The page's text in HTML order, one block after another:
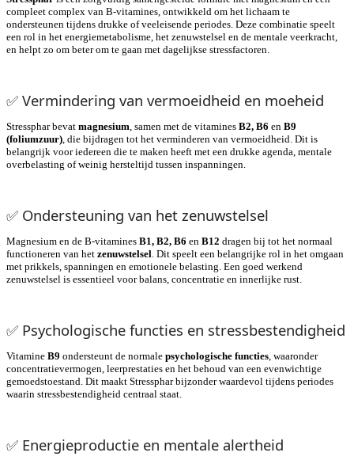
compleet complex van B-vitamines, ontwikkeld om het lichaam te
ondersteunen tijdens drukke of veeleisende periodes. Deze combinatie speelt
een rol in het energiemetabolisme, het zenuwstelsel en de mentale veerkracht,
en helpt zo om beter om te gaan met dagelijkse stressfactoren.
✅ Vermindering van vermoeidheid en moeheid
Stressphar bevat magnesium, samen met de vitamines B2, B6 en B9
(foliumzuur), die bijdragen tot het verminderen van vermoeidheid. Dit is
belangrijk voor iedereen die te maken heeft met een drukke agenda, mentale
overbelasting of weinig hersteltijd tussen inspanningen.
✅ Ondersteuning van het zenuwstelsel
Magnesium en de B-vitamines B1, B2, B6 en B12 dragen bij tot het normaal
functioneren van het zenuwstelsel. Dit speelt een belangrijke rol in het omgaan
met prikkels, spanningen en emotionele belasting. Een goed werkend
zenuwstelsel is essentieel voor balans, concentratie en innerlijke rust.
✅ Psychologische functies en stressbestendigheid
Vitamine B9 ondersteunt de normale psychologische functies, waaronder
concentratievermogen, leerprestaties en het behoud van een evenwichtige
gemoedstoestand. Dit maakt Stressphar bijzonder waardevol tijdens periodes
waarin stressbestendigheid centraal staat.
✅ Energieproductie en mentale alertheid